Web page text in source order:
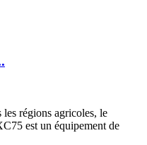
régions agricoles, le
est un équipement de